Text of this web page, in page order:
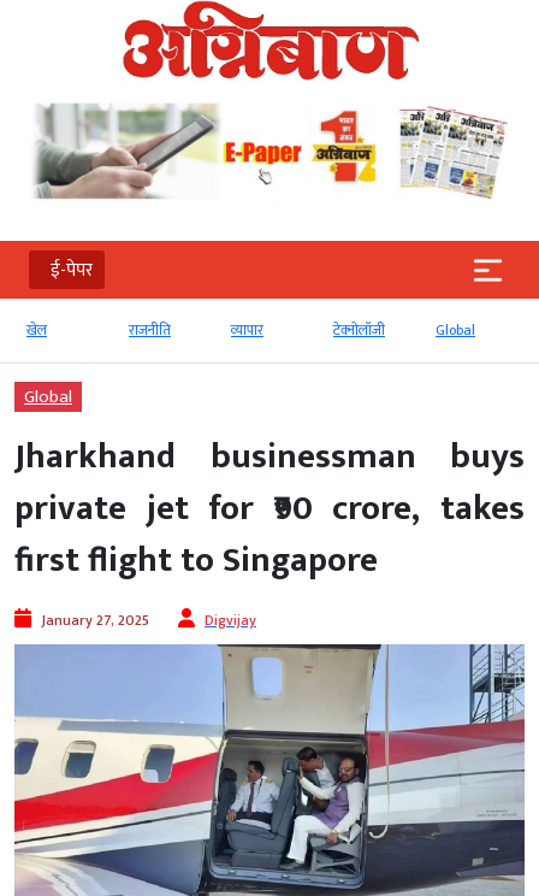
ई-पेपर
खेल राजनीति व्‍यापार टेक्‍नोलॉजी Global
Global
Jharkhand businessman buys
private jet for ₹90 crore, takes
first flight to Singapore
January 27, 2025 Digvijay